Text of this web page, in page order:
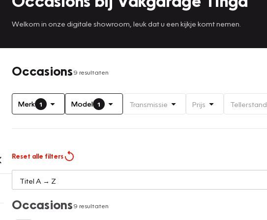
Welkom in onze digitale showroom, leuk dat u een kijkje komt nemen.
Occasions9 resultaten
Merk 1 Model 1 Transmissie Prijs Tellerstand
Reset alle filters
Occasions9 resultaten